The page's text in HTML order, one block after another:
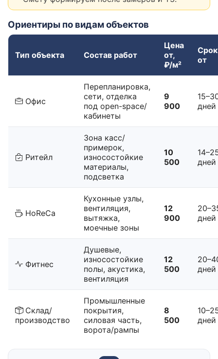
Ориентиры по видам объектов
Тип объекта Состав работ
Цена
от,
₽/м²
от
Офис
Перепланировка,
сети, отделка
под open-space/
кабинеты
9
900
дней
Ритейл
Зона касс/
примерок,
износостойкие
материалы,
подсветка
10
500
дней
HoReCa
Кухонные узлы,
вентиляция,
вытяжка,
моечные зоны
12
900
дней
Фитнес
Душевые,
износостойкие
полы, акустика,
вентиляция
12
500
дней
Склад/
производство
Промышленные
покрытия,
силовая часть,
ворота/рампы
8
500
дней